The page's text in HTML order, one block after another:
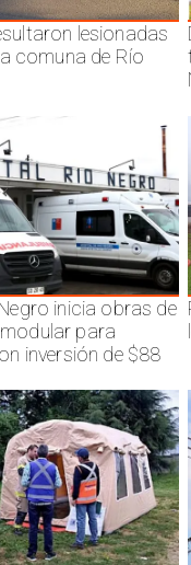
lesionadas
comuna de Río
inicia obras de
para
inversión de $88